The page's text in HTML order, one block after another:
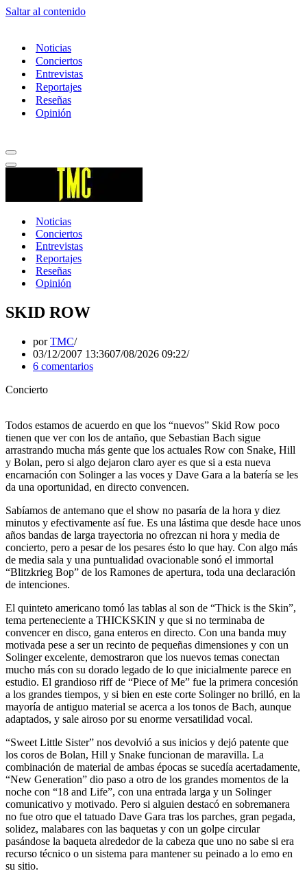
Saltar al contenido
Noticias
Conciertos
Entrevistas
Reportajes
Reseñas
Opinión
Menú
de
Menú
Noticias
Conciertos
Entrevistas
Reportajes
Reseñas
Opinión
SKID ROW
porTMC
03/12/2007 13:3607/08/2026 09:22
6 comentarios
Concierto
Todos estamos de acuerdo en que los “nuevos” Skid Row poco
tienen que ver con los de antaño, que Sebastian Bach sigue
arrastrando mucha más gente que los actuales Row con Snake, Hill
y Bolan, pero si algo dejaron claro ayer es que si a esta nueva
encarnación con Solinger a las voces y Dave Gara a la batería se les
da una oportunidad, en directo convencen.
Sabíamos de antemano que el show no pasaría de la hora y diez
minutos y efectivamente así fue. Es una lástima que desde hace unos
años bandas de larga trayectoria no ofrezcan ni hora y media de
concierto, pero a pesar de los pesares ésto lo que hay. Con algo más
de media sala y una puntualidad ovacionable sonó el immortal
“Blitzkrieg Bop” de los Ramones de apertura, toda una declaración
de intenciones.
El quinteto americano tomó las tablas al son de “Thick is the Skin”,
tema perteneciente a THICKSKIN y que si no terminaba de
convencer en disco, gana enteros en directo. Con una banda muy
motivada pese a ser un recinto de pequeñas dimensiones y con un
Solinger excelente, demostraron que los nuevos temas conectan
mucho más con su dorado legado de lo que inicialmente parece en
estudio. El grandioso riff de “Piece of Me” fue la primera concesión
a los grandes tiempos, y si bien en este corte Solinger no brilló, en la
mayoría de antiguo material se acerca a los tonos de Bach, aunque
adaptados, y sale airoso por su enorme versatilidad vocal.
“Sweet Little Sister” nos devolvió a sus inicios y dejó patente que
los coros de Bolan, Hill y Snake funcionan de maravilla. La
combinación de material de ambas épocas se sucedía acertadamente,
“New Generation” dio paso a otro de los grandes momentos de la
noche con “18 and Life”, con una entrada larga y un Solinger
comunicativo y motivado. Pero si alguien destacó en sobremanera
no fue otro que el tatuado Dave Gara tras los parches, gran pegada,
solidez, malabares con las baquetas y con un golpe circular
pasándose la baqueta alrededor de la cabeza que uno no sabe si era
recurso técnico o un sistema para mantener su peinado a lo emo en
su sitio.